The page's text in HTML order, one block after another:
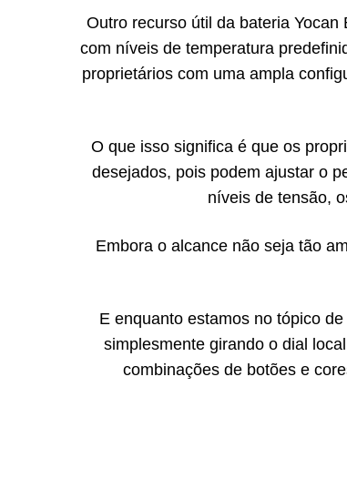
Outro recurso útil da bateria
com níveis de temperatura
proprietários com uma ampla
O que isso significa é que os
desejados, pois podem ajustar o
níveis de tensão,
Embora o alcance não seja tão
E enquanto estamos no tópico
simplesmente girando o dial
combinações de botões e